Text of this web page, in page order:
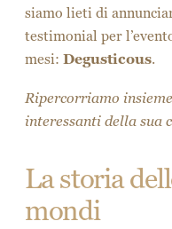
siamo lieti di
testimonial per
mesi: Degusticous.
Ripercorriamo
interessanti della sua
La storia
mondi